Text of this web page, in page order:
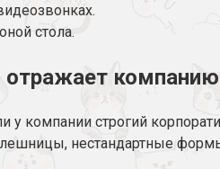
стола.
отражает компанию
у компании строгий
нестандартные